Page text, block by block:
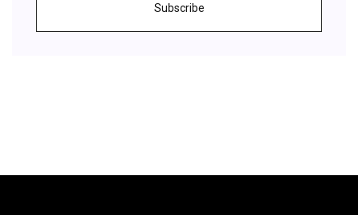
Subscribe